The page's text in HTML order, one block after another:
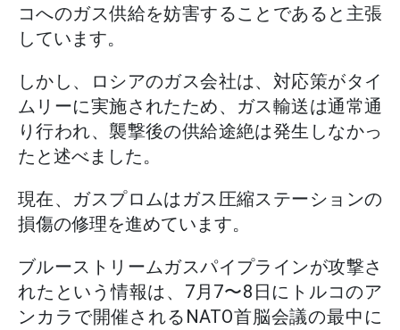
コへのガス供給を妨害することであると主張
しています。
しかし、ロシアのガス会社は、対応策がタイ
ムリーに実施されたため、ガス輸送は通常通
り行われ、襲撃後の供給途絶は発生しなかっ
たと述べました。
現在、ガスプロムはガス圧縮ステーションの
損傷の修理を進めています。
ブルーストリームガスパイプラインが攻撃さ
れたという情報は、7月7〜8日にトルコのア
ンカラで開催されるNATO首脳会議の最中に